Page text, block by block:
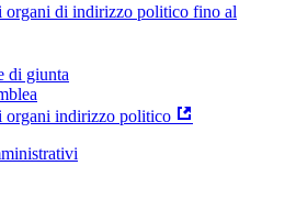
organi di indirizzo politico fino al
di giunta
organi indirizzo politico